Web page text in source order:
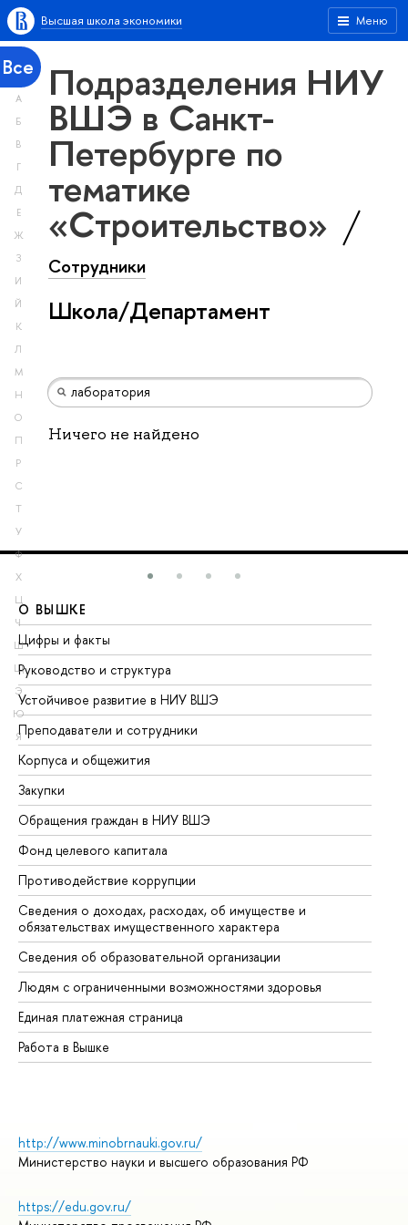
Меню
Высшая школа экономики
Все
А
Б
В
Г
Д
Е
Ж
З
И
Й
К
Л
М
Н
О
П
Р
С
Т
У
Ф
Х
Ц
Ч
Ш
Щ
Э
Ю
Я
Подразделения НИУ
ВШЭ в Санкт-
Петербурге по
тематике
«Строительство»
Сотрудники
Школа/Департамент
Ничего не найдено
О ВЫШКЕ
Цифры и факты
Руководство и структура
Устойчивое развитие в НИУ ВШЭ
Преподаватели и сотрудники
Корпуса и общежития
Закупки
Обращения граждан в НИУ ВШЭ
Фонд целевого капитала
Противодействие коррупции
Сведения о доходах, расходах, об имуществе и
обязательствах имущественного характера
Сведения об образовательной организации
Людям с ограниченными возможностями здоровья
Единая платежная страница
Работа в Вышке
http://www.minobrnauki.gov.ru/
Министерство науки и высшего образования РФ
https://edu.gov.ru/